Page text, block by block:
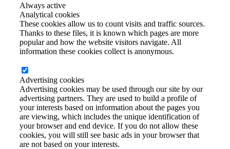
Always active
Analytical cookies
These cookies allow us to count visits and traffic sources.
Thanks to these files, it is known which pages are more
popular and how the website visitors navigate. All
information these cookies collect is anonymous.
Advertising cookies
Advertising cookies may be used through our site by our
advertising partners. They are used to build a profile of
your interests based on information about the pages you
are viewing, which includes the unique identification of
your browser and end device. If you do not allow these
cookies, you will still see basic ads in your browser that
are not based on your interests.